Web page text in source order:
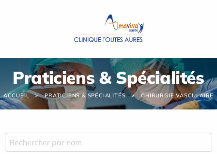
Praticiens & Spécialités
ACCUEIL PRATICIENS & SPÉCIALITÉS CHIRURGIE VASCULAIRE